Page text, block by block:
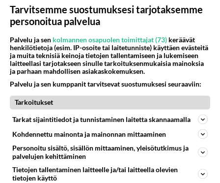
Muistatko? Suorapuheinen ja
sanavalmis Riitta Väisänen oli
täyskymppi Kymppitonniin!
PARAS LEFFA IKINÄ
Tarvitsemme suostumuksesi tarjotaksemme
personoitua palvelua
Palvelu ja sen kolmannen osapuolen toimittajat (73) keräävät
henkilötietoja (esim. IP-osoite tai laitetunniste) käyttäen evästeitä
ja muita teknisiä keinoja tietojen tallentamiseen ja lukemiseen
laitteellasi tarjotakseen sinulle tarkoituksenmukaisia mainoksia
ja parhaan mahdollisen asiakaskokemuksen.
Palvelu ja sen kumppanit tarvitsevat suostumuksesi seuraaviin:
Tarkoitukset
Tarkat sijaintitiedot ja tunnistaminen laitetta skannaamalla
Kohdennettu mainonta ja mainonnan mittaaminen
Personoitu sisältö, sisällön mittaaminen, yleisötutkimus ja
palvelujen kehittäminen
Tietojen tallentaminen laitteelle ja/tai laitteella olevien
tietojen käyttö